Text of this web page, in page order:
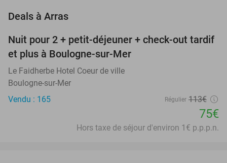
Deals à Arras
34%
NEW
TODAY
Nuit pour 2 + petit-déjeuner + check-out tardif
et plus à Boulogne-sur-Mer
Le Faidherbe Hotel Coeur de ville
Boulogne-sur-Mer
Vendu : 165
Régulier 113€
75€
Hors taxe de séjour d'environ 1€ p.p.p.n.